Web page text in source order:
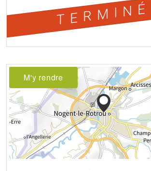
TERMINÉ
M'y rendre